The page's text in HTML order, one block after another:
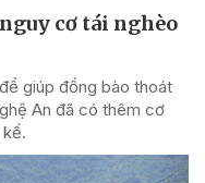
cơ tái nghèo
giúp đồng bào thoát
An đã có thêm cơ